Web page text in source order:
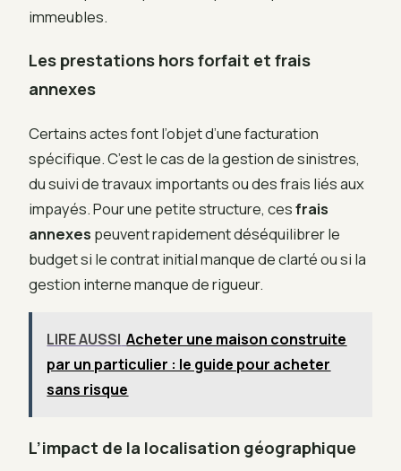
immeubles.
Les prestations hors forfait et frais
annexes
Certains actes font l’objet d’une facturation
spécifique. C’est le cas de la gestion de sinistres,
du suivi de travaux importants ou des frais liés aux
impayés. Pour une petite structure, cesfrais
annexes peuvent rapidement déséquilibrer le
budget si le contrat initial manque de clarté ou si la
gestion interne manque de rigueur.
LIRE AUSSI Acheter une maison construite
par un particulier : le guide pour acheter
sans risque
L’impact de la localisation géographique